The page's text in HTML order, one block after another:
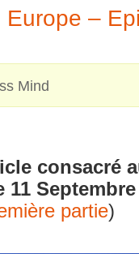
–
Mind
consacré
partie)